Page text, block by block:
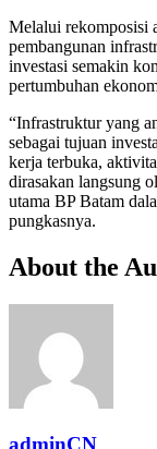
Melalui rekomposisi
pembangunan
investasi semakin
pertumbuhan
“Infrastruktur yang
sebagai tujuan
kerja terbuka,
dirasakan langsung
utama BP Batam
pungkasnya.
About the